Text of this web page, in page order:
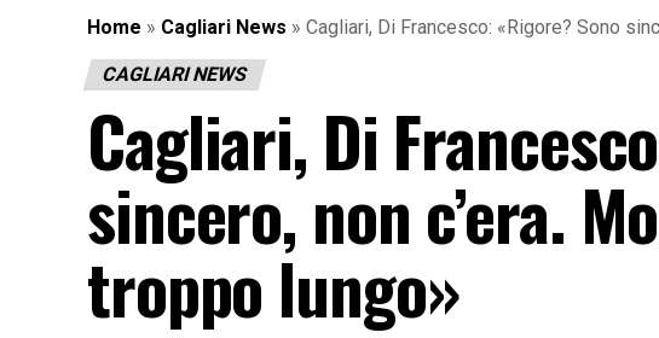
Home » Cagliari News » Cagliari, Di Francesco: «Rigore? Sono
CAGLIARI NEWS
Cagliari, Di
sincero, non c’era.
troppo lungo»